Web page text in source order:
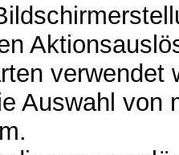
verwendet
Auswahl von